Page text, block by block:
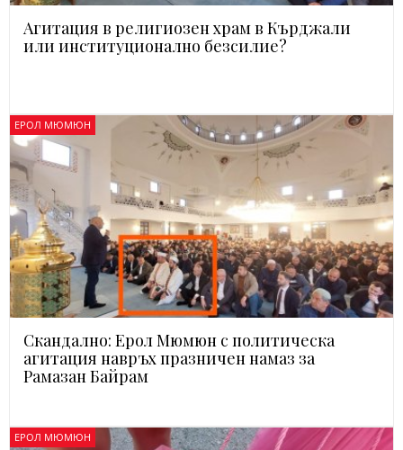
Агитация в религиозен храм в Кърджали
или институционално безсилие?
ЕРОЛ МЮМЮН
Скандално: Ерол Мюмюн с политическа
агитация навръх празничен намаз за
Рамазан Байрам
ЕРОЛ МЮМЮН